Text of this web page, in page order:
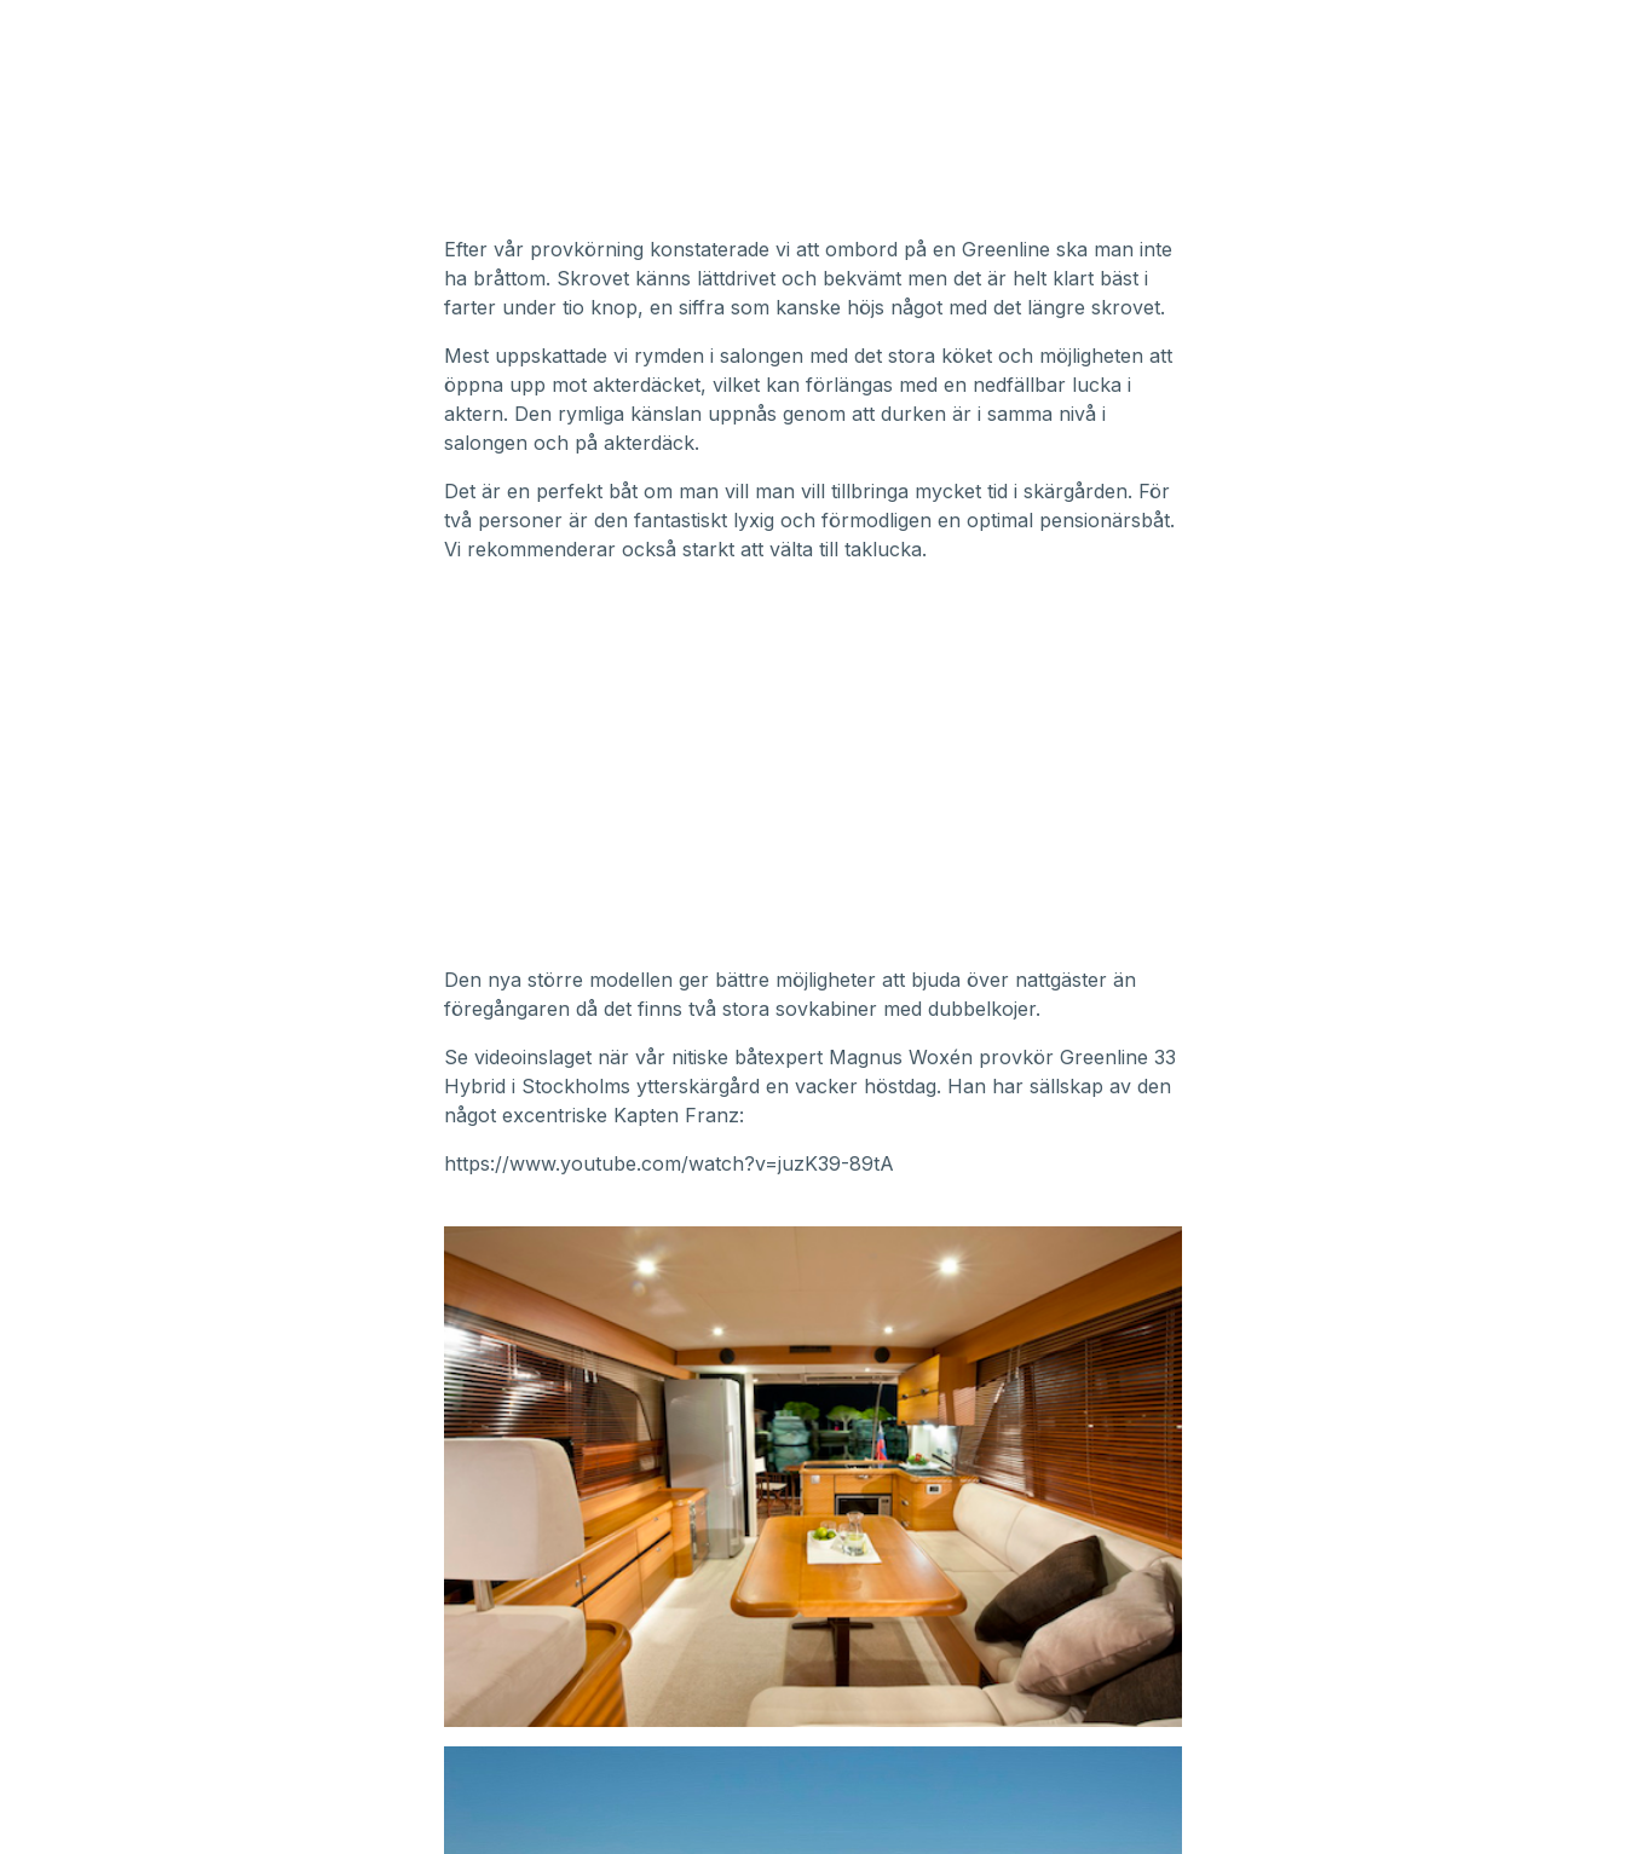
Efter vår provkörning konstaterade vi att ombord på en Greenline ska man inte
ha bråttom. Skrovet känns lättdrivet och bekvämt men det är helt klart bäst i
farter under tio knop, en siffra som kanske höjs något med det längre skrovet.
Mest uppskattade vi rymden i salongen med det stora köket och möjligheten att
öppna upp mot akterdäcket, vilket kan förlängas med en nedfällbar lucka i
aktern. Den rymliga känslan uppnås genom att durken är i samma nivå i
salongen och på akterdäck.
Det är en perfekt båt om man vill man vill tillbringa mycket tid i skärgården. För
två personer är den fantastiskt lyxig och förmodligen en optimal pensionärsbåt.
Vi rekommenderar också starkt att välta till taklucka.
Den nya större modellen ger bättre möjligheter att bjuda över nattgäster än
föregångaren då det finns två stora sovkabiner med dubbelkojer.
Se videoinslaget när vår nitiske båtexpert Magnus Woxén provkör Greenline 33
Hybrid i Stockholms ytterskärgård en vacker höstdag. Han har sällskap av den
något excentriske Kapten Franz:
https://www.youtube.com/watch?v=juzK39-89tA